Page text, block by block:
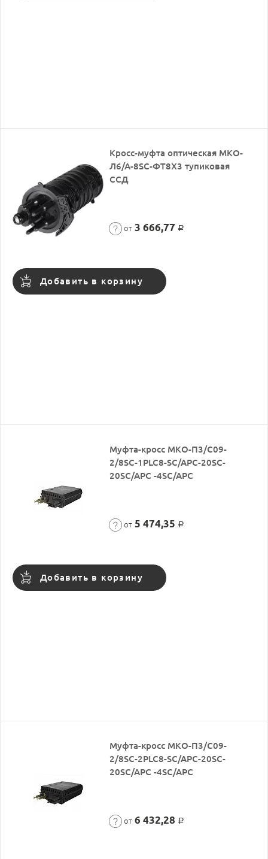
Кросс-муфта оптическая МКО-
Л6/А-8SC-ФТ8Х3 тупиковая
ССД
от 3 666,77 Р
Добавить в корзину
Муфта-кросс МКО-П3/С09-
2/8SC-1PLC8-SC/APC-20SC-
20SC/APC -4SC/APC
от 5 474,35 Р
Добавить в корзину
Муфта-кросс МКО-П3/С09-
2/8SC-2PLC8-SC/APC-20SC-
20SC/APC -4SC/APC
от 6 432,28 Р